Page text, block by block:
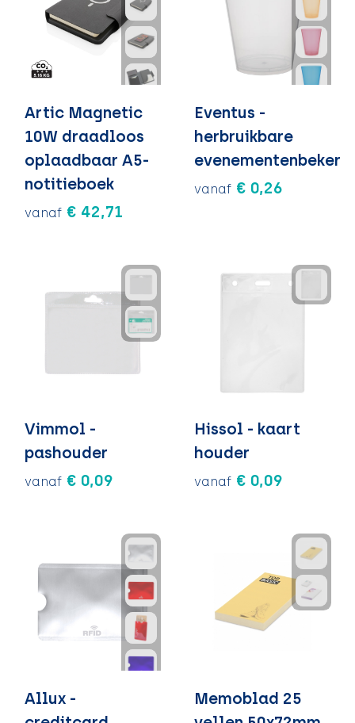
Artic Magnetic
10W draadloos
oplaadbaar A5-
notitieboek
vanaf € 42,71
Eventus -
herbruikbare
evenementenbeker
vanaf € 0,26
Vimmol -
pashouder
vanaf € 0,09
Hissol - kaart
houder
vanaf € 0,09
Allux -
Memoblad 25